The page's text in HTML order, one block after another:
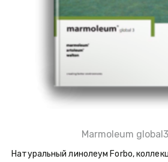
Marmoleum
Натуральный линолеум Forbo,